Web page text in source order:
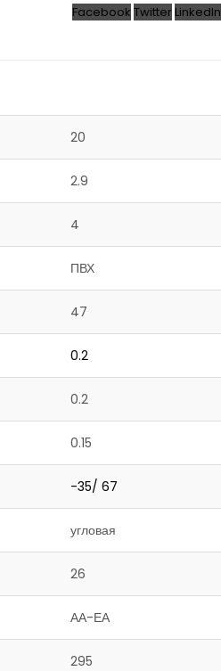
Facebook Twitter LinkedIn
20
2.9
4
ПВХ
47
0.2
0.2
0.15
-35/ 67
угловая
26
АА-ЕА
295